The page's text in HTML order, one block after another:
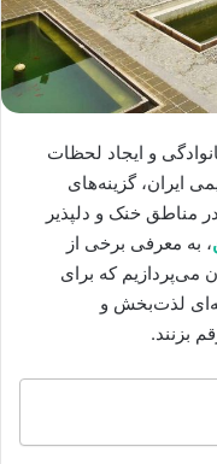
و ایجاد لحظات
ایران، گزینه‌های
مناطق خنک و دلپذیر
، به معرفی برخی از
می‌پردازیم که برای
لذت‌بخش و
بزنند.